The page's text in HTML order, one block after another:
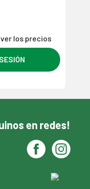
los precios
en redes!